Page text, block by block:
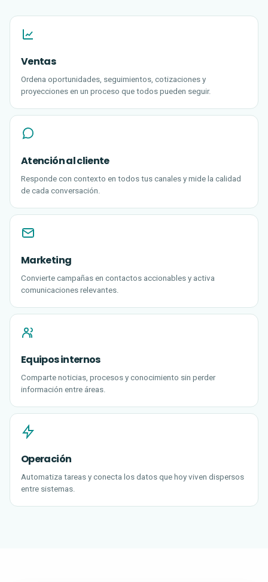
Ventas
Ordena oportunidades, seguimientos, cotizaciones y
proyecciones en un proceso que todos pueden seguir.
Atención al cliente
Responde con contexto en todos tus canales y mide la calidad
de cada conversación.
Marketing
Convierte campañas en contactos accionables y activa
comunicaciones relevantes.
Equipos internos
Comparte noticias, procesos y conocimiento sin perder
información entre áreas.
Operación
Automatiza tareas y conecta los datos que hoy viven dispersos
entre sistemas.